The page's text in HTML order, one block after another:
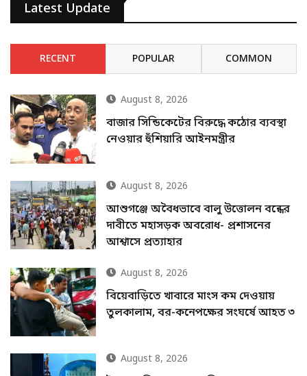
Latest Update
RECENT POPULAR COMMON
August 8, 2026
বাজার সিন্ডিকেটের বিরুদ্ধে কঠোর ব্যবস্থা
নেওয়ার হুঁশিয়ারি আইনমন্ত্রীর
August 8, 2026
আশুগঞ্জে অবৈধভাবে বালু উত্তোলন বন্ধের
দাবীতে মহাসড়ক অবরোধ- প্রশাসনের
আশ্বাসে প্রত্যাহার
August 8, 2026
বিয়েবাড়িতে খাবারে মাংস কম দেওয়ায়
তুলকালাম, বর-কনেপক্ষের সংঘর্ষে আহত ৩
August 8, 2026